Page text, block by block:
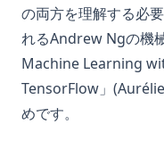
の両方を理解する必
れるAndrew Ngの機
Machine Learning
TensorFlow」
めです。